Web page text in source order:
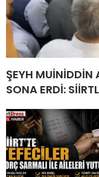
ŞEYH MUİNİDDİN
SONA ERDİ: